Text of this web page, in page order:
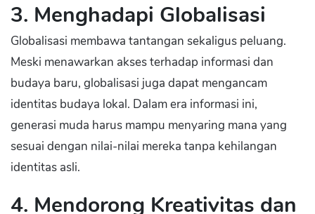
3. Menghadapi Globalisasi
Globalisasi membawa tantangan sekaligus peluang.
Meski menawarkan akses terhadap informasi dan
budaya baru, globalisasi juga dapat mengancam
identitas budaya lokal. Dalam era informasi ini,
generasi muda harus mampu menyaring mana yang
sesuai dengan nilai-nilai mereka tanpa kehilangan
identitas asli.
4. Mendorong Kreativitas dan